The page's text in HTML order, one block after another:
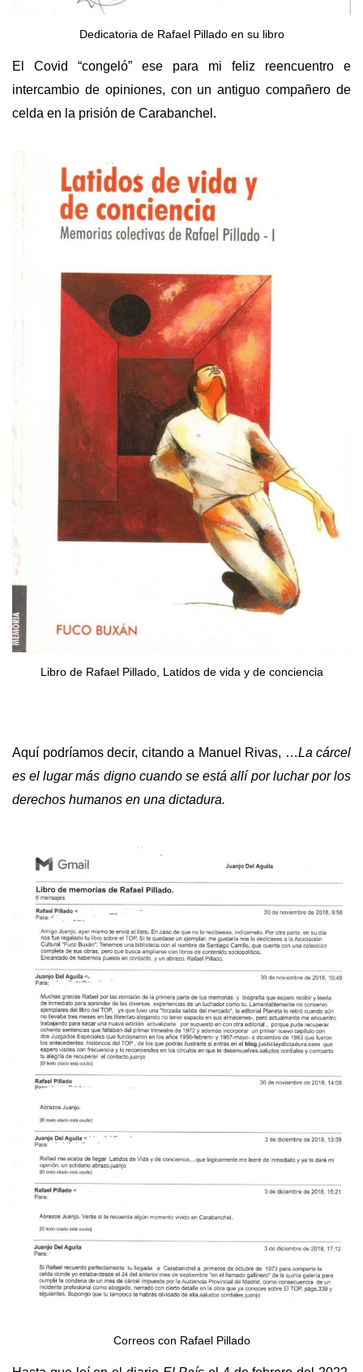
Dedicatoria de Rafael Pillado en su libro
El Covid “congeló” ese para mi feliz reencuentro e
intercambio de opiniones, con un antiguo compañero de
celda en la prisión de Carabanchel.
Libro de Rafael Pillado, Latidos de vida y de conciencia
Aquí podríamos decir, citando a Manuel Rivas, …La cárcel
es el lugar más digno cuando se está allí por luchar por los
derechos humanos en una dictadura.
Correos con Rafael Pillado